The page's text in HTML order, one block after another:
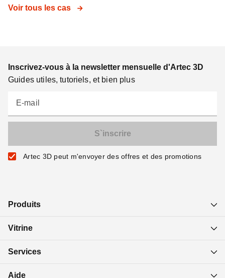
Voir tous les cas
Inscrivez-vous à la newsletter mensuelle d'Artec 3D
Guides utiles, tutoriels, et bien plus
E-mail
Artec 3D peut m'envoyer des offres et des promotions
Produits
Vitrine
Services
Aide